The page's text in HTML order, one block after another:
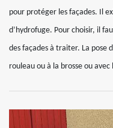
pour protéger les façades. Il
d’hydrofuge. Pour choisir, il
des façades à traiter. La pose
rouleau ou à la brosse ou